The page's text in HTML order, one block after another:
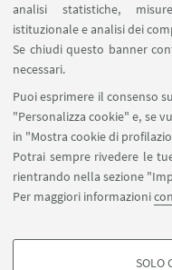
analisi statistiche,
istituzionale e analisi dei
Se chiudi questo banner
necessari.
Puoi esprimere il consenso
"Personalizza cookie" e, se
in "Mostra cookie di
Potrai sempre rivedere le
rientrando nella sezione
Per maggiori informazioni
SOLO